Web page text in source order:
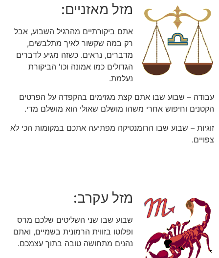
מזל מאזניים:
אתם ביקורתיים מהרגיל השבוע, אבל
רק במה שקשור לאיך מתלבשים,
מדברים, נראים. כשזה מגיע לדברים
הגדולים כמו אמונה וכו' הביקורת
נעלמת.
עבודה – שבוע שבו אתם קצת מגזימים בהקפדה על הפרטים
הקטנים וחיפוש אחרי משהו מושלם שאולי הוא מושלם מדי.
זוגיות – שבוע שבו הרומנטיקה מפתיעה אתכם במקומות הכי לא
צפויים.
מזל עקרב:
שבוע שבו שני השליטים שלכם מרס
ופלוטו בזווית הרמונית בשמיים, ואתם
נהנים מתחושה טובה בתוך עצמכם.